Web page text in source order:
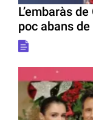
L’embaràs
poc abans